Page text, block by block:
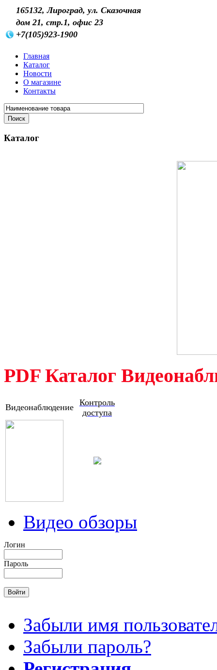
165132, Лироград, ул. Сказочная
дом 21, стр.1, офис 23
+7(105)923-1900
Главная
Каталог
Новости
О магазине
Контакты
Каталог
PDF Каталог
Видеонаблюдение Контроль
доступа
Видео обзоры
Логин
Пароль
Забыли имя
Забыли пароль?